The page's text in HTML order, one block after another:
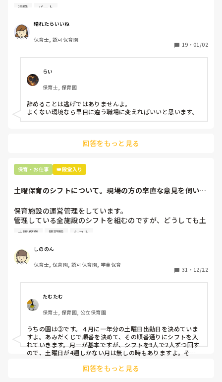
自分に自信がなくなり、萎縮してしまいます。
家にいてもその正規職員のことばかり考えて憂鬱になりま
す。今年度、精神的にもつか心配です。
とりあえず、他の職員達もこの人の性格の悪さはいろいろ知
っているので相談は出来る状況ではあります。
でもその正規職員がみんなに「何にもしてくれない先生」と
言っているかと思うとなんとも働きにくいです。
私が時短勤務、週４勤務というのも嫌みたいです。
すみません。
ばいいのか、どんな態度でいれば良いのか教えていただけれ
または励ましでもいいです。
よろしくお願いします。
退職しようと思っています。
周りの職員は、勤続10年以上から何十年という先生がほとん
どです。
保護者子どもの愚痴悪口が多く、
今で言う不適切保育も
仕方ないよね
もう何も言わずに
子どもの言いなりになればいいんだね
などいう意見で…
上の先生に相談することは難しそうです。
最後の職場にしようと思っていましたが
辞めることは逃げ、と、過去辞めた人も何年も言われ続けて
います
退職 パート
晴れたらいいね
保育士, 認可保育園
19 ・ 01/02
らい
保育士, 保育園
辞めることは逃げではありませんよ。
よくない環境なら早目に違う職場に変えればいいと思います。
回答をもっと見る
保育・お仕事 👑殿堂入り
土曜保育のシフトについて。現場の方の率直な意見を伺いた
保育施設の運営管理をしています。
管理している全施設のシフトを組むのですが、どうしても土
曜保育だけは入れる方が少なく、いつも苦労しています。
て入職しているはずですが、いざ勤務が始まると一日も土曜
出勤が出来ない方ばかりです。
①土曜日の希望休は2日まで、と制限をかける
②毎月、必ず土曜保育に入ることのできる日を1日だけピッ
クアップしてもらう
③仮シフトが出た時、土曜出勤が難しければ自身で代わりの
人を交渉して見つけてもらう
上記のいずれかの対策を取り入れることを考えています。
土曜保育 管理職 シフト
しののん
保育士, 保育園, 認可保育園, 学童保育
31 ・ 12/22
たむたむ
保育士, 保育園, 公立保育園
うちの園は③です。４月に一年分の土曜日出勤日を決めていま
すよ。あみだくじで順番を決めて、その順番通りにシフトを入
れていきます。月一が基本ですが、シフトを9人で2人ずつ回す
ので、土曜日が4週しかない月は無しの時もありますよ。その
て貰い、主任に報告してます。
回答をもっと見る